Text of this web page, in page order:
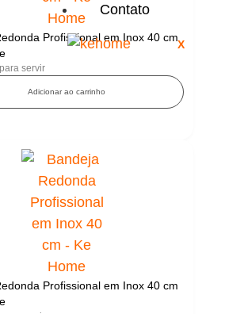
Contato
X
Profissional em Inox 40 cm
servir
Adicionar ao carrinho
Profissional em Inox 40 cm